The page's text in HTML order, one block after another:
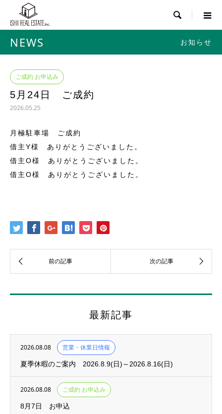

NEWS お知らせ
ご成約 お申込み
5月24日 ご成約
2026.05.25
月極駐車場 ご成約
借主Y様 ありがとうございました。
借主O様 ありがとうございました。
借主O様 ありがとうございました。
最新記事
2026.08.08 営業・休業日情報
夏季休暇のご案内 2026.8.9(日)～2026.8.16(日)
2026.08.08 ご成約 お申込み
8月7日 お申込